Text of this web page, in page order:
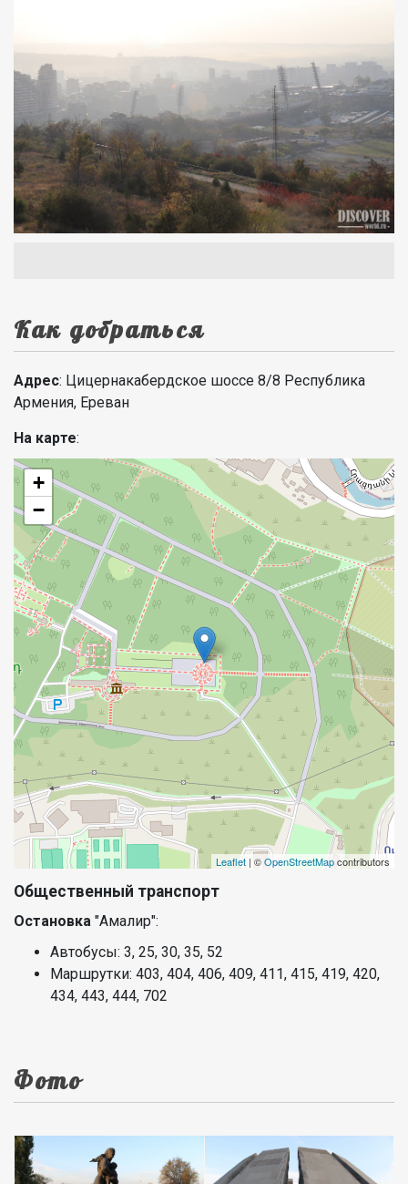
Как добраться
Адрес: Цицернакабердское шоссе 8/8 Республика
Армения, Ереван
На карте:
+
−
Leaflet | ©OpenStreetMapcontributors
Общественный транспорт
Остановка "Амалир":
Автобусы: 3, 25, 30, 35, 52
Маршрутки: 403, 404, 406, 409, 411, 415, 419, 420,
434, 443, 444, 702
Фото